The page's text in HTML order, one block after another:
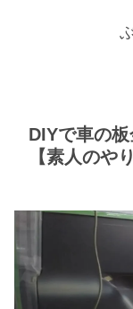
DIYで車の
【素人のや